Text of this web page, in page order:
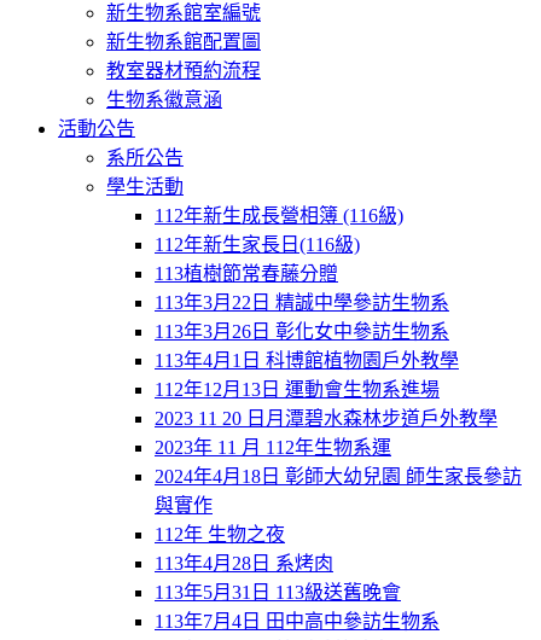
新生物系館室編號
新生物系館配置圖
教室器材預約流程
生物系徽意涵
活動公告
系所公告
學生活動
112年新生成長營相簿 (116級)
112年新生家長日(116級)
113植樹節常春藤分贈
113年3月22日 精誠中學參訪生物系
113年3月26日 彰化女中參訪生物系
113年4月1日 科博館植物園戶外教學
112年12月13日 運動會生物系進場
2023 11 20 日月潭碧水森林步道戶外教學
2023年 11 月 112年生物系運
2024年4月18日 彰師大幼兒園 師生家長參訪
與實作
112年 生物之夜
113年4月28日 系烤肉
113年5月31日 113級送舊晚會
113年7月4日 田中高中參訪生物系